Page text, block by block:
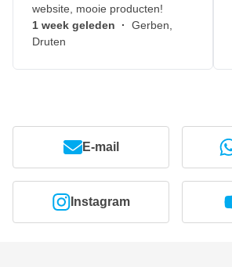
website, mooie producten!
1 week geleden · Gerben,
Druten
E-mail
Instagram